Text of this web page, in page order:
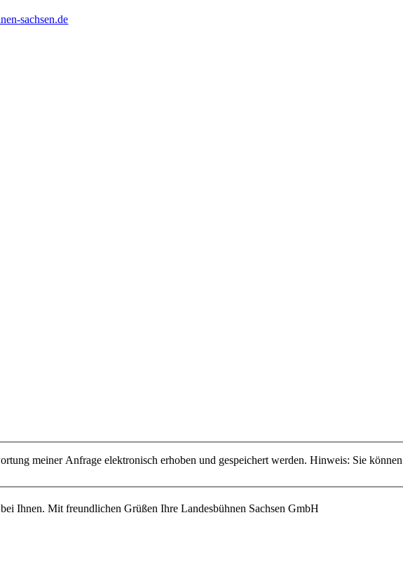
meiner Anfrage elektronisch erhoben und gespeichert werden. Hinweis: Sie
Ihnen. Mit freundlichen Grüßen Ihre Landesbühnen Sachsen GmbH